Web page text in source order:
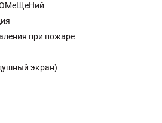
при пожаре
экран)